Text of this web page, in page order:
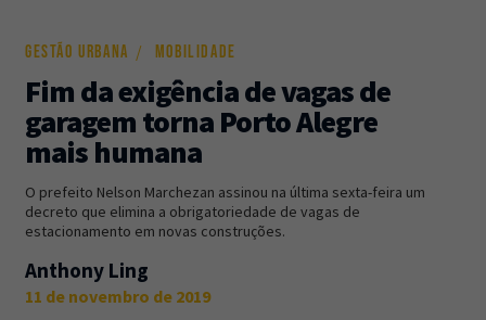
NewsletterCaos Planejado
Inscreva-se na newsletter do Caos Planejado e
GESTÃO URBANA MOBILIDADE
Fim da exigência de vagas de
garagem torna Porto Alegre
mais humana
O prefeito Nelson Marchezan assinou na última sexta-feira um
decreto que elimina a obrigatoriedade de vagas de
estacionamento em novas construções.
Anthony Ling
11 de novembro de 2019